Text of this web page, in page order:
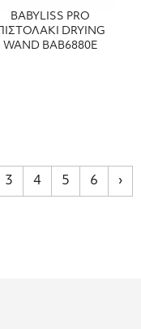
BABYLISS PRO
ΠΙΣΤΟΛΑΚΙ DRYING
WAND BAB6880E
3 4 5 6 ›